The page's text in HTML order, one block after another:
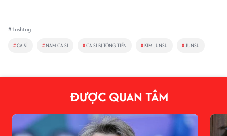
#Hashtag
#CA SĨ # NAM CA SĨ #CA SĨ BỊ TỐNG TIỀN # KIM JUNSU #JUNSU
ĐƯỢC QUAN TÂM